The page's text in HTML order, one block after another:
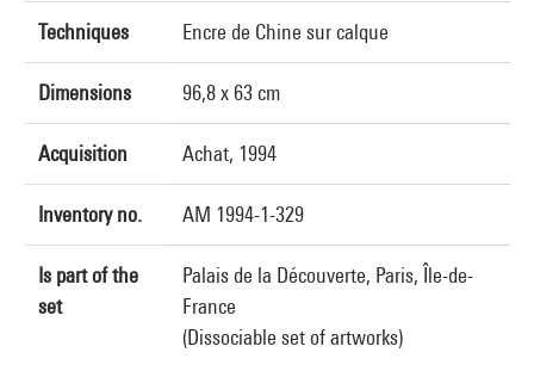
Techniques Encre de Chine sur calque
Dimensions 96,8 x 63 cm
Acquisition Achat, 1994
Inventory no. AM 1994-1-329
Is part of the
set
Palais de la Découverte, Paris, Île-de-
France
(Dissociable set of artworks)